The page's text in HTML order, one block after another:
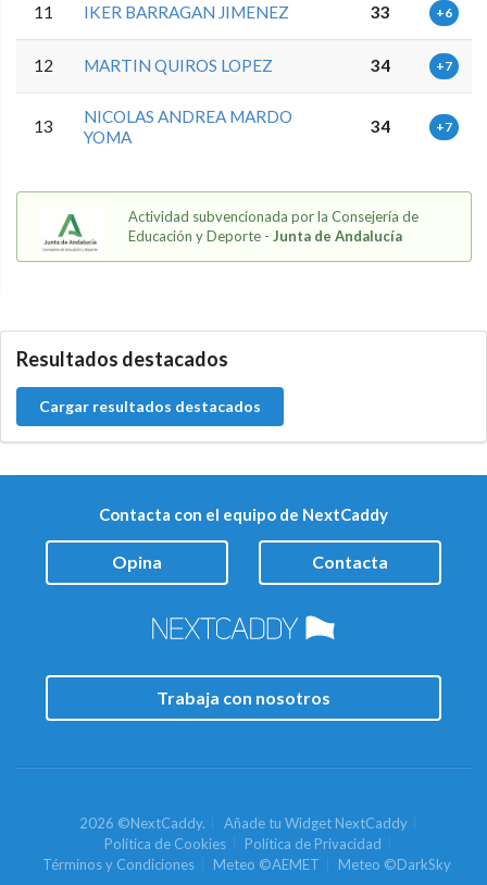
11 IKER BARRAGAN JIMENEZ 33 +6
12 MARTIN QUIROS LOPEZ 34 +7
13
NICOLAS ANDREA MARDO
YOMA
34 +7
Actividad subvencionada por la Consejería de
Educación y Deporte - Junta de Andalucía
Resultados destacados
Cargar resultados destacados
Contacta con el equipo de NextCaddy
Opina Contacta
Trabaja con nosotros
2026 ©NextCaddy.
Añade tu Widget NextCaddy
Política de Cookies
Política de Privacidad
Términos y Condiciones
Meteo ©AEMET Meteo ©DarkSky